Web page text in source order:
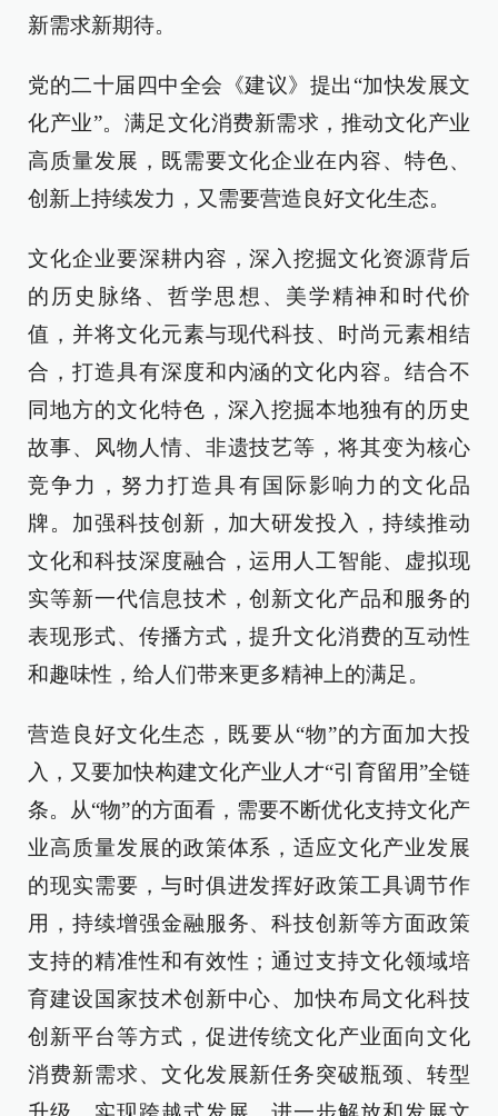
新需求新期待。
党的二十届四中全会《建议》提出“加快发展文
化产业”。满足文化消费新需求，推动文化产业
高质量发展，既需要文化企业在内容、特色、
创新上持续发力，又需要营造良好文化生态。
文化企业要深耕内容，深入挖掘文化资源背后
的历史脉络、哲学思想、美学精神和时代价
值，并将文化元素与现代科技、时尚元素相结
合，打造具有深度和内涵的文化内容。结合不
同地方的文化特色，深入挖掘本地独有的历史
故事、风物人情、非遗技艺等，将其变为核心
竞争力，努力打造具有国际影响力的文化品
牌。加强科技创新，加大研发投入，持续推动
文化和科技深度融合，运用人工智能、虚拟现
实等新一代信息技术，创新文化产品和服务的
表现形式、传播方式，提升文化消费的互动性
和趣味性，给人们带来更多精神上的满足。
营造良好文化生态，既要从“物”的方面加大投
入，又要加快构建文化产业人才“引育留用”全链
条。从“物”的方面看，需要不断优化支持文化产
业高质量发展的政策体系，适应文化产业发展
的现实需要，与时俱进发挥好政策工具调节作
用，持续增强金融服务、科技创新等方面政策
支持的精准性和有效性；通过支持文化领域培
育建设国家技术创新中心、加快布局文化科技
创新平台等方式，促进传统文化产业面向文化
消费新需求、文化发展新任务突破瓶颈、转型